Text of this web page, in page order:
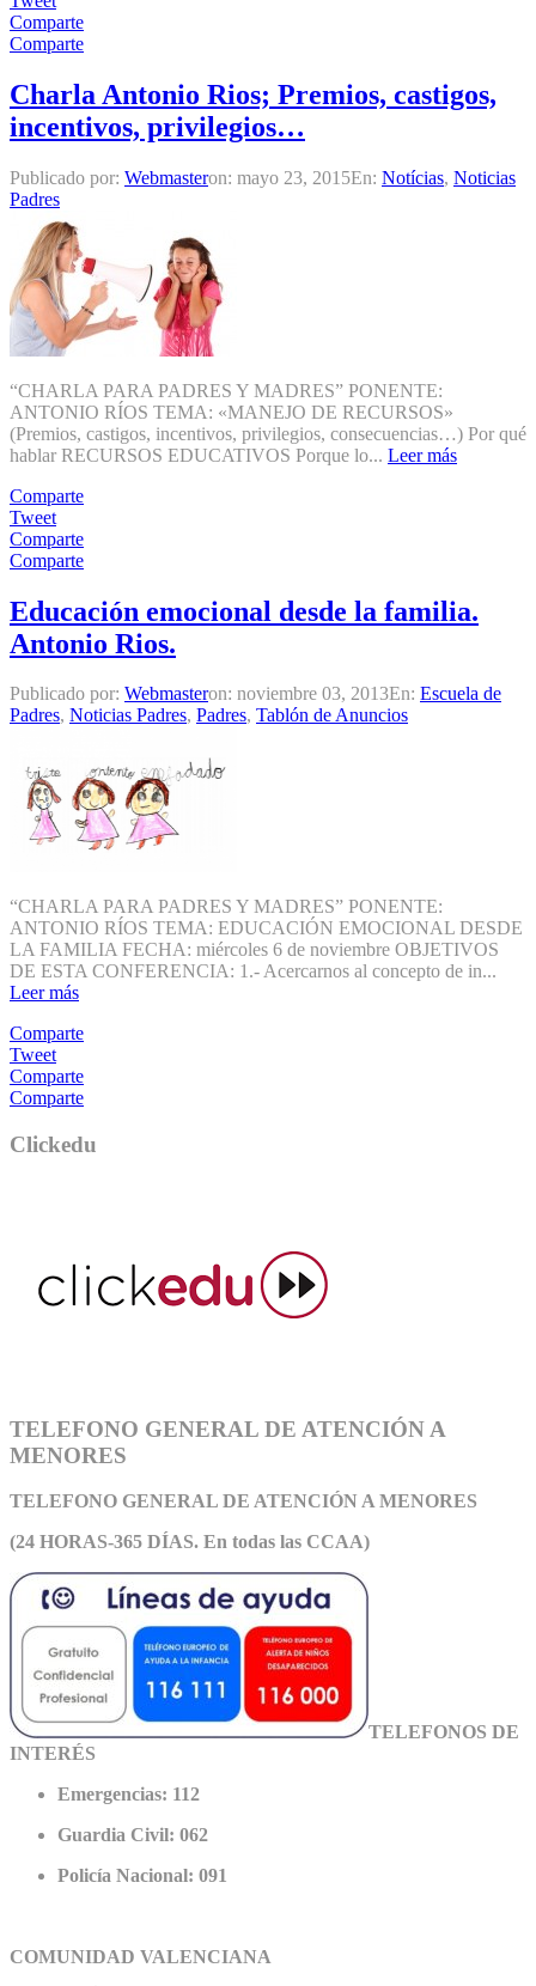
Comparte
Comparte
Charla Antonio Rios; Premios, castigos,
incentivos, privilegios…
Publicado por: Webmasteron: mayo 23, 2015En: Notícias, Noticias
Padres
“CHARLA PARA PADRES Y MADRES” PONENTE:
ANTONIO RÍOS TEMA: «MANEJO DE RECURSOS»
(Premios, castigos, incentivos, privilegios, consecuencias…) Por qué
hablar RECURSOS EDUCATIVOS Porque lo... Leer más
Comparte
Tweet
Comparte
Comparte
Educación emocional desde la familia.
Antonio Rios.
Publicado por: Webmasteron: noviembre 03, 2013En: Escuela de
Padres, Noticias Padres, Padres, Tablón de Anuncios
“CHARLA PARA PADRES Y MADRES” PONENTE:
ANTONIO RÍOS TEMA: EDUCACIÓN EMOCIONAL DESDE
LA FAMILIA FECHA: miércoles 6 de noviembre OBJETIVOS
DE ESTA CONFERENCIA: 1.- Acercarnos al concepto de in...
Leer más
Comparte
Tweet
Comparte
Comparte
Clickedu
TELEFONO GENERAL DE ATENCIÓN A
MENORES
TELEFONO GENERAL DE ATENCIÓN A MENORES
(24 HORAS-365 DÍAS. En todas las CCAA)
TELEFONOS DE
INTERÉS
Emergencias: 112
Guardia Civil: 062
Policía Nacional: 091
COMUNIDAD VALENCIANA